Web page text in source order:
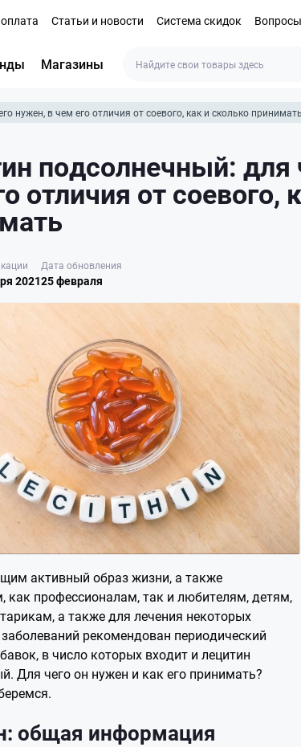
Статьи и новости Система скидок
Магазины
нужен, в чем его отличия от соевого, как и сколько принимать
подсолнечный: для
отличия от соевого,
2021
Дата обновления
25 февраля
активный образ жизни, а также
как профессионалам, так и любителям, детям,
а также для лечения некоторых
рекомендован периодический
в число которых входит и лецитин
Для чего он нужен и как его принимать?
общая информация